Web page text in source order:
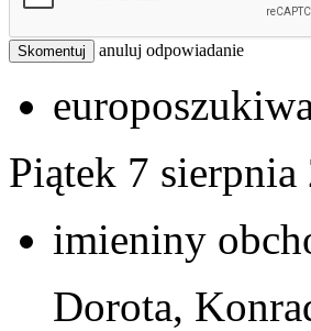
Skomentuj anuluj odpowiadanie
Piątek 7 sierpnia
imieniny
Dorota,